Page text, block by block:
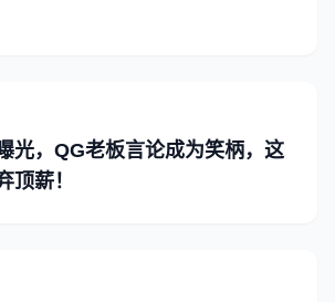
光，QG老板言论成为笑柄，这
顶薪！